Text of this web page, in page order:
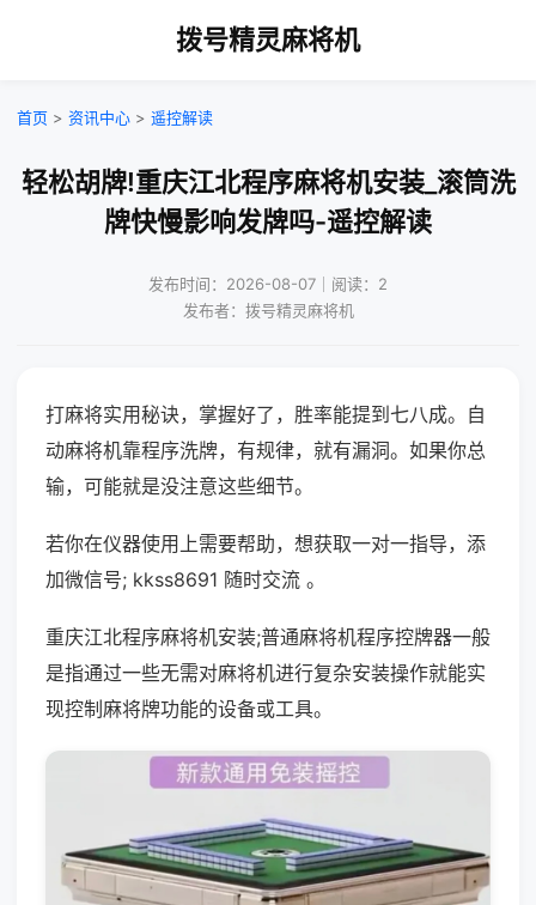
拨号精灵麻将机
首页 > 资讯中心 > 遥控解读
轻松胡牌!重庆江北程序麻将机安装_滚筒洗
牌快慢影响发牌吗-遥控解读
发布时间：2026-08-07｜阅读：2
发布者：拨号精灵麻将机
打麻将实用秘诀，掌握好了，胜率能提到七八成。自
动麻将机靠程序洗牌，有规律，就有漏洞。如果你总
输，可能就是没注意这些细节。
若你在仪器使用上需要帮助，想获取一对一指导，添
加微信号; kkss8691 随时交流 。
重庆江北程序麻将机安装;普通麻将机程序控牌器一般
是指通过一些无需对麻将机进行复杂安装操作就能实
现控制麻将牌功能的设备或工具。